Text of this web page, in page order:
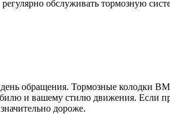
обслуживать тормозную
обращения. Тормозные
и вашему стилю движения. Если
дороже.